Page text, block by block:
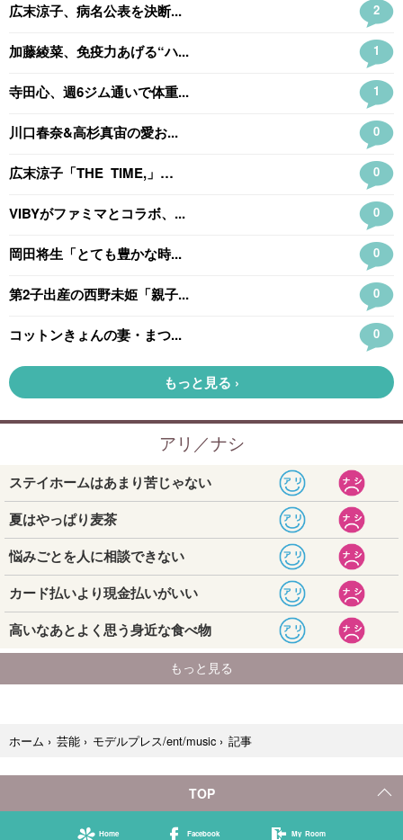
ホーム › 芸能 › モデルプレス/ent/music › 記事
TOP
Home Facebook My Room